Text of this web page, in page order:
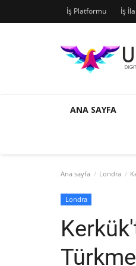
İş Platformu İş
ANA SAYFA
Ana sayfa Londra
Londra